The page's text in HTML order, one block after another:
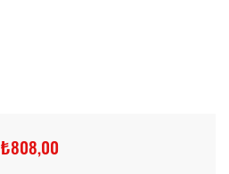
₺808,00